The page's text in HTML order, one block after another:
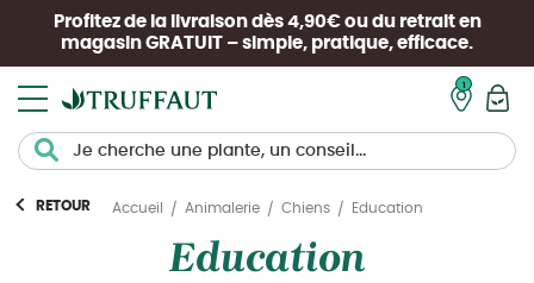
Profitez de la livraison dès 4,90€ ou du retrait en
magasin GRATUIT – simple, pratique, efficace.
RETOUR Accueil Animalerie Chiens Education
Education